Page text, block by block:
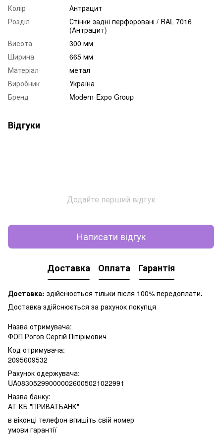
Колір
Антрацит
Розділ
Стінки задні перфоровані / RAL 7016
(Антрацит)
Висота
300 мм
Ширина
665 мм
Матеріал
метал
Виробник
Україна
Бренд
Modern-Eхро Group
Відгуки
Додайте перший відгук
Написати відгук
Доставка Оплата Гарантія
Доставка: здійснюється тільки після 100% передоплати.
Доставка здійснюється за рахунок покупця
Назва отримувача:
ФОП Рогов Сергій Пітірімович
Код отримувача:
2095609532
Рахунок одержувача:
UA083052990000026005021022991
Назва банку:
АТ КБ "ПРИВАТБАНК"
в віконці телефон впишіть свій номер
умови гарантії